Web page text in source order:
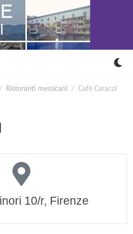
Ristoranti messicani Café Caracol
10/r, Firenze